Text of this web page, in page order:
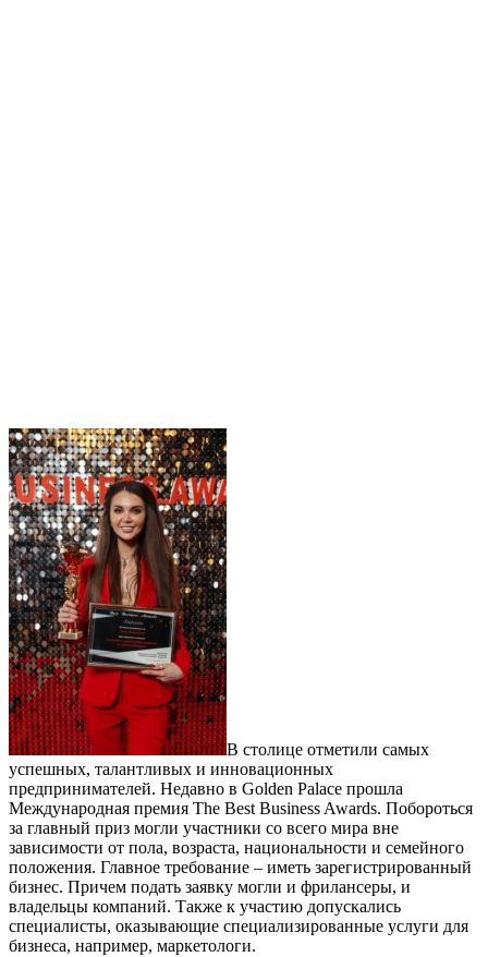
В столице отметили самых
успешных, талантливых и инновационных
предпринимателей. Недавно в Golden Palace прошла
Международная премия The Best Business Awards. Побороться
за главный приз могли участники со всего мира вне
зависимости от пола, возраста, национальности и семейного
положения. Главное требование – иметь зарегистрированный
бизнес. Причем подать заявку могли и фрилансеры, и
владельцы компаний. Также к участию допускались
специалисты, оказывающие специализированные услуги для
бизнеса, например, маркетологи.